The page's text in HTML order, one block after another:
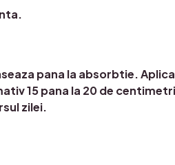
pana la absorbtie.
15 pana la 20 de
zilei.